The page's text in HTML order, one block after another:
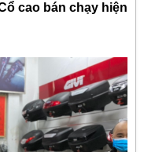
cao bán chạy hiện